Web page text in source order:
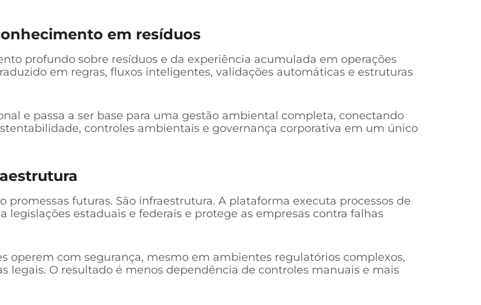
em resíduos
profundo sobre resíduos e da experiência acumulada em operações
em regras, fluxos inteligentes, validações automáticas e estruturas
e passa a ser base para uma gestão ambiental completa, conectando
controles ambientais e governança corporativa em um único
futuras. São infraestrutura. A plataforma executa processos de
estaduais e federais e protege as empresas contra falhas
operem com segurança, mesmo em ambientes regulatórios complexos,
legais. O resultado é menos dependência de controles manuais e mais